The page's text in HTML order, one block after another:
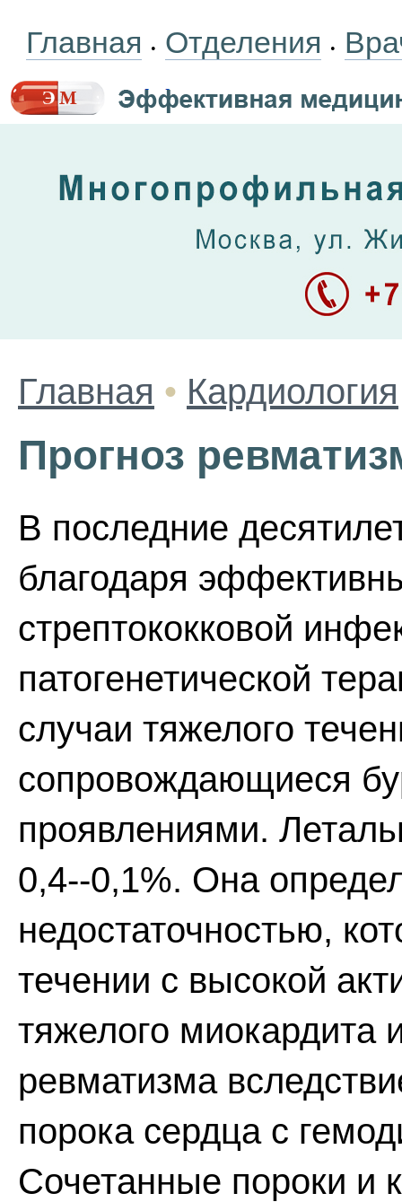
Главная • Отделения •
Главная • Кардиология
Прогноз
В последние
благодаря
стрептококковой
патогенетической
случаи тяжелого
сопровождающиеся
проявлениями.
0,4--0,1%. Она
недостаточностью,
течении с высокой
тяжелого миокардита
ревматизма
порока сердца с
Сочетанные пороки и